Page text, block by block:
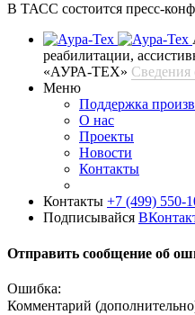
В ТАСС состоится пресс-
реабилитации,
«АУРА-ТЕХ» Сведения
Меню
Поддержка
О нас
Проекты
Новости
Контакты
Контакты +7 (499) 550-
Подписывайся
Отправить сообщение об
Ошибка:
Комментарий